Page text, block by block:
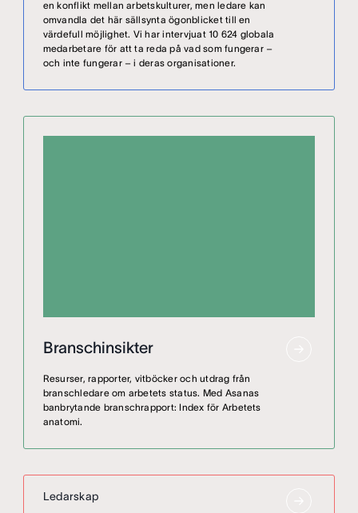
en konflikt mellan arbetskulturer, men ledare kan
omvandla det här sällsynta ögonblicket till en
värdefull möjlighet. Vi har intervjuat 10 624 globala
medarbetare för att ta reda på vad som fungerar –
och inte fungerar – i deras organisationer.
Branschinsikter
Resurser, rapporter, vitböcker och utdrag från
branschledare om arbetets status. Med Asanas
banbrytande branschrapport: Index för Arbetets
anatomi.
Ledarskap